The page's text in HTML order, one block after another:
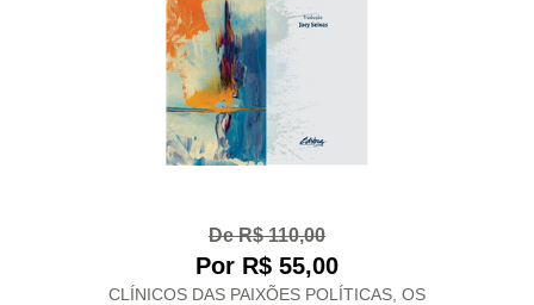
De R$ 110,00
Por R$ 55,00
CLÍNICOS DAS PAIXÕES POLÍTICAS, OS